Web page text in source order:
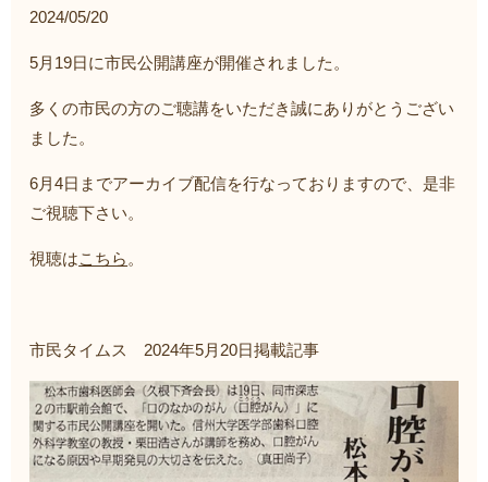
2024/05/20
5月19日に市民公開講座が開催されました。
多くの市民の方のご聴講をいただき誠にありがとうござい
ました。
6月4日までアーカイブ配信を行なっておりますので、是非
ご視聴下さい。
視聴はこちら。
市民タイムス 2024年5月20日掲載記事